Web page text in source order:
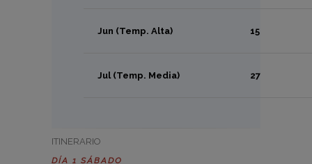
Jun (Temp. Alta) 15
Jul (Temp. Media) 27
ITINERARIO
DÍA 1 SÁBADO